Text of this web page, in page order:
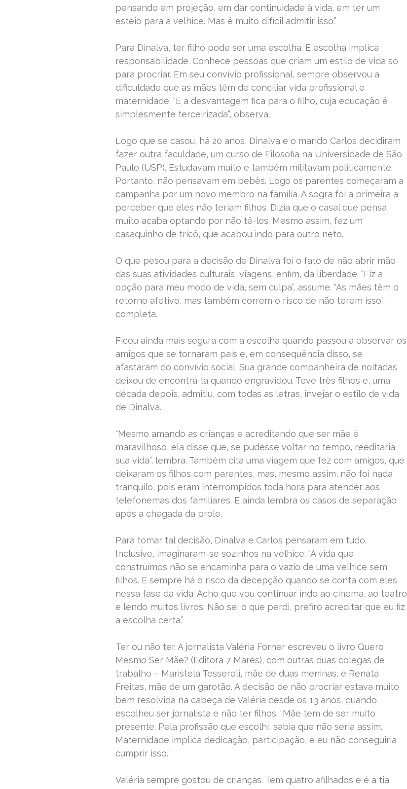
pensando em projeção, em dar continuidade à vida, em ter um
esteio para a velhice. Mas é muito difícil admitir isso.”
Para Dinalva, ter filho pode ser uma escolha. E escolha implica
responsabilidade. Conhece pessoas que criam um estilo de vida só
para procriar. Em seu convívio profissional, sempre observou a
dificuldade que as mães têm de conciliar vida profissional e
maternidade. “E a desvantagem fica para o filho, cuja educação é
simplesmente terceirizada”, observa.
Logo que se casou, há 20 anos, Dinalva e o marido Carlos decidiram
fazer outra faculdade, um curso de Filosofia na Universidade de São
Paulo (USP). Estudavam muito e também militavam politicamente.
Portanto, não pensavam em bebês. Logo os parentes começaram a
campanha por um novo membro na família. A sogra foi a primeira a
perceber que eles não teriam filhos. Dizia que o casal que pensa
muito acaba optando por não tê-los. Mesmo assim, fez um
casaquinho de tricô, que acabou indo para outro neto.
O que pesou para a decisão de Dinalva foi o fato de não abrir mão
das suas atividades culturais, viagens, enfim, da liberdade. “Fiz a
opção para meu modo de vida, sem culpa”, assume. “As mães têm o
retorno afetivo, mas também correm o risco de não terem isso”,
completa.
Ficou ainda mais segura com a escolha quando passou a observar os
amigos que se tornaram pais e, em consequência disso, se
afastaram do convívio social. Sua grande companheira de noitadas
deixou de encontrá-la quando engravidou. Teve três filhos e, uma
década depois, admitiu, com todas as letras, invejar o estilo de vida
de Dinalva.
“Mesmo amando as crianças e acreditando que ser mãe é
maravilhoso, ela disse que, se pudesse voltar no tempo, reeditaria
sua vida”, lembra. Também cita uma viagem que fez com amigos, que
deixaram os filhos com parentes, mas, mesmo assim, não foi nada
tranquilo, pois eram interrompidos toda hora para atender aos
telefonemas dos familiares. E ainda lembra os casos de separação
após a chegada da prole.
Para tomar tal decisão, Dinalva e Carlos pensaram em tudo.
Inclusive, imaginaram-se sozinhos na velhice. “A vida que
construímos não se encaminha para o vazio de uma velhice sem
filhos. E sempre há o risco da decepção quando se conta com eles
nessa fase da vida. Acho que vou continuar indo ao cinema, ao teatro
e lendo muitos livros. Não sei o que perdi, prefiro acreditar que eu fiz
a escolha certa.”
Ter ou não ter. A jornalista Valéria Forner escreveu o livro Quero
Mesmo Ser Mãe? (Editora 7 Mares), com outras duas colegas de
trabalho – Maristela Tesseroli, mãe de duas meninas, e Renata
Freitas, mãe de um garotão. A decisão de não procriar estava muito
bem resolvida na cabeça de Valéria desde os 13 anos, quando
escolheu ser jornalista e não ter filhos. “Mãe tem de ser muito
presente. Pela profissão que escolhi, sabia que não seria assim.
Maternidade implica dedicação, participação, e eu não conseguiria
cumprir isso.”
Valéria sempre gostou de crianças. Tem quatro afilhados e é a tia